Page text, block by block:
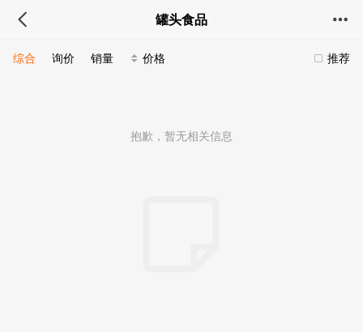
罐头食品
推荐
综合 询价 销量 价格
抱歉，暂无相关信息